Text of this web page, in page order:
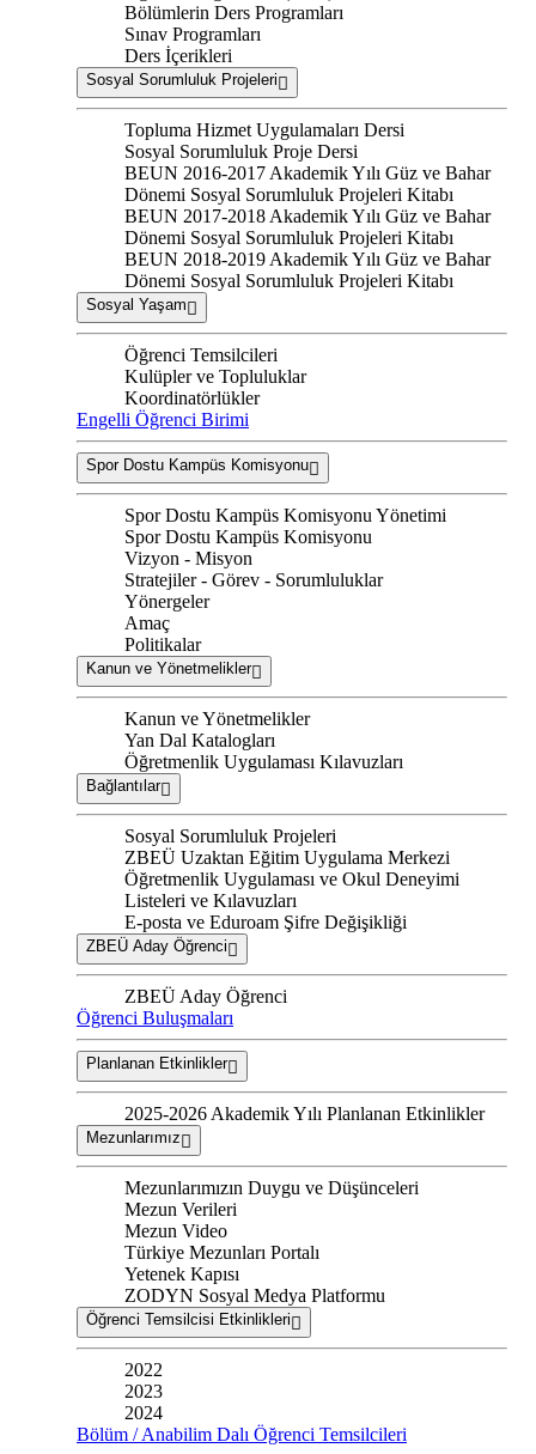
Bölümlerin Ders Programları
Sınav Programları
Ders İçerikleri
Sosyal Sorumluluk Projeleri
Topluma Hizmet Uygulamaları Dersi
Sosyal Sorumluluk Proje Dersi
BEUN 2016-2017 Akademik Yılı Güz ve Bahar
Dönemi Sosyal Sorumluluk Projeleri Kitabı
BEUN 2017-2018 Akademik Yılı Güz ve Bahar
Dönemi Sosyal Sorumluluk Projeleri Kitabı
BEUN 2018-2019 Akademik Yılı Güz ve Bahar
Dönemi Sosyal Sorumluluk Projeleri Kitabı
Sosyal Yaşam
Öğrenci Temsilcileri
Kulüpler ve Topluluklar
Koordinatörlükler
Engelli Öğrenci Birimi
Spor Dostu Kampüs Komisyonu
Spor Dostu Kampüs Komisyonu Yönetimi
Spor Dostu Kampüs Komisyonu
Vizyon - Misyon
Stratejiler - Görev - Sorumluluklar
Yönergeler
Amaç
Politikalar
Kanun ve Yönetmelikler
Kanun ve Yönetmelikler
Yan Dal Katalogları
Öğretmenlik Uygulaması Kılavuzları
Bağlantılar
Sosyal Sorumluluk Projeleri
ZBEÜ Uzaktan Eğitim Uygulama Merkezi
Öğretmenlik Uygulaması ve Okul Deneyimi
Listeleri ve Kılavuzları
E-posta ve Eduroam Şifre Değişikliği
ZBEÜ Aday Öğrenci
ZBEÜ Aday Öğrenci
Öğrenci Buluşmaları
Planlanan Etkinlikler
2025-2026 Akademik Yılı Planlanan Etkinlikler
Mezunlarımız
Mezunlarımızın Duygu ve Düşünceleri
Mezun Verileri
Mezun Video
Türkiye Mezunları Portalı
Yetenek Kapısı
ZODYN Sosyal Medya Platformu
Öğrenci Temsilcisi Etkinlikleri
2022
2023
2024
Bölüm / Anabilim Dalı Öğrenci Temsilcileri